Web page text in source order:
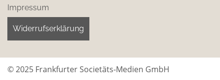
Impressum
Widerrufserklärung
© 2025 Frankfurter Societäts-Medien GmbH